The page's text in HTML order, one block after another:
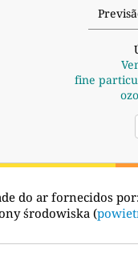
fine
do ar fornecidos por:
środowiska (